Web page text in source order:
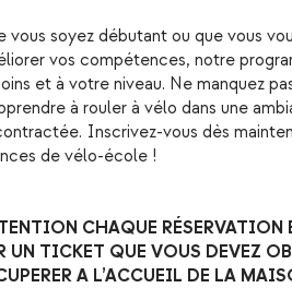
vous soyez débutant ou que vous
vos compétences, notre
et à votre niveau. Ne manquez
à rouler à vélo dans une
Inscrivez-vous dès
de vélo-école !
CHAQUE RÉSERVATION
UN TICKET QUE VOUS DEVEZ
A L’ACCUEIL DE LA